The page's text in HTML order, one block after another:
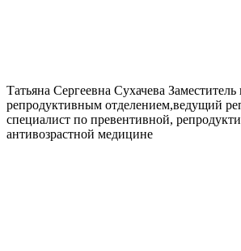
Татьяна Сергеевна Сухачева Заместитель
репродуктивным отделением,ведущий
специалист по превентивной,
антивозрастной медицине